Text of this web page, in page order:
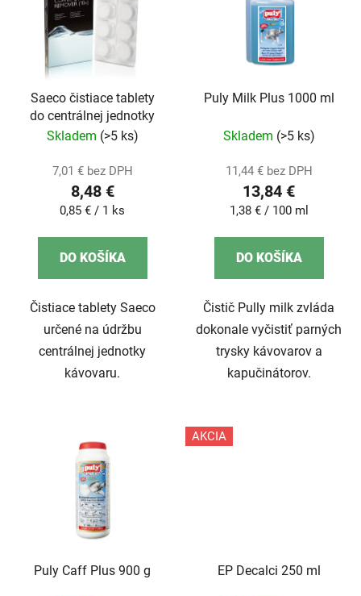
Saeco čistiace tablety
do centrálnej jednotky
Skladem (>5 ks)
7,01 € bez DPH
8,48 €
Jednotková
0,85 € / 1 ks
DO KOŠÍKA
Čistiace tablety Saeco
určené na údržbu
centrálnej jednotky
kávovaru.
Puly Milk Plus 1000 ml
Skladem (>5 ks)
11,44 € bez DPH
13,84 €
Jednotková
1,38 € / 100 ml
DO KOŠÍKA
Čistič Pully milk zvláda
dokonale vyčistiť parných
trysky kávovarov a
kapučinátorov.
Puly Caff Plus 900 g
AKCIA
EP Decalci 250 ml